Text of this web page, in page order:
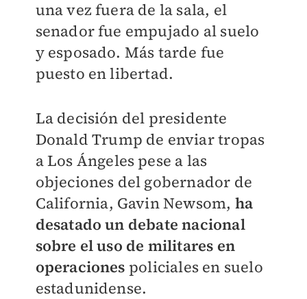
una vez fuera de la sala, el
senador fue empujado al suelo
y esposado. Más tarde fue
puesto en libertad.
La decisión del presidente
Donald Trump de enviar tropas
a Los Ángeles pese a las
objeciones del gobernador de
California, Gavin Newsom, ha
desatado un debate nacional
sobre el uso de militares en
operaciones policiales en suelo
estadunidense.